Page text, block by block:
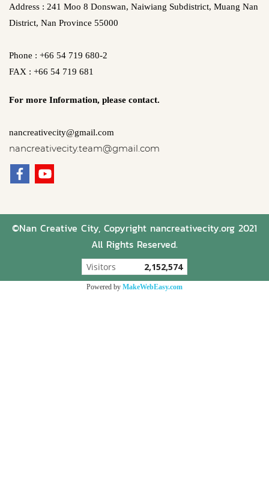
Address : 241 Moo 8 Donswan, Naiwiang Subdistrict, Muang Nan
District, Nan Province 55000
Phone : +66 54 719 680-2
FAX : +66 54 719 681
For more Information, please contact.
nancreativecity@gmail.com
nancreativecity.team@gmail.com
©Nan Creative City, Copyright nancreativecity.org 2021
All Rights Reserved.
Today's visitor 228
Powered by MakeWebEasy.com